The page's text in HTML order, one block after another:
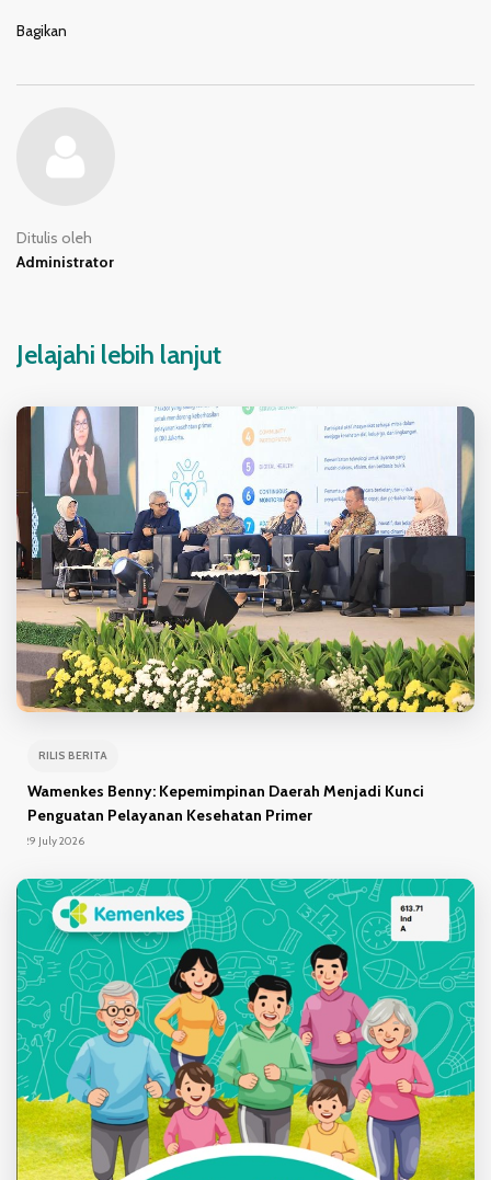
Bagikan
Ditulis oleh
Administrator
Jelajahi lebih lanjut
RILIS BERITA
Wamenkes Benny: Kepemimpinan Daerah Menjadi Kunci
Penguatan Pelayanan Kesehatan Primer
29 July 2026